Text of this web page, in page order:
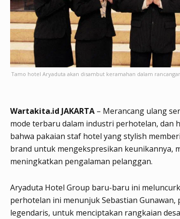
Tamo hotel Aryaduta akan disambut keramahan dalam
Wartakita.id JAKARTA – Merancang ulang
mode terbaru dalam industri perhotelan, dan
bahwa pakaian staf hotel yang stylish
brand untuk mengekspresikan keunikannya,
meningkatkan pengalaman pelanggan.
Aryaduta Hotel Group baru-baru ini
perhotelan ini menunjuk Sebastian
legendaris, untuk menciptakan rangkaian